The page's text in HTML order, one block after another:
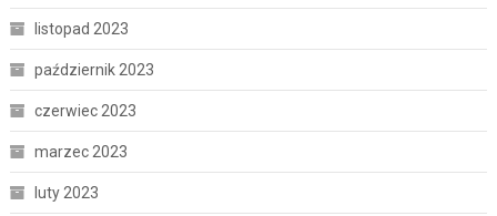
listopad 2023
październik 2023
czerwiec 2023
marzec 2023
luty 2023